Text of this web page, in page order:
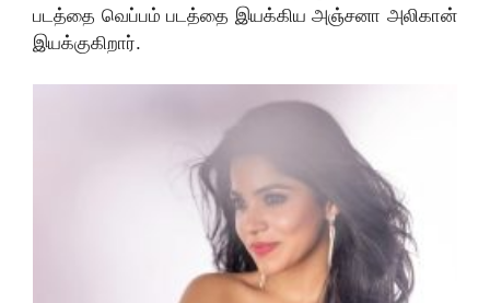
படத்தை வெப்பம் படத்தை இயக்கிய அஞ்சனா அலிகான்
இயக்குகிறார்.